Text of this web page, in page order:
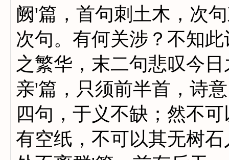
阙'篇，首句刺土木，次
次句。有何关涉？不知
之繁华，末二句悲叹今
亲'篇，只须前半首，诗
四句，于义不缺；然不
有空纸，不可以其无树